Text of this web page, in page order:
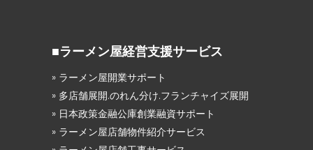
■ラーメン屋経営支援サービス
» ラーメン屋開業サポート
» 多店舗展開.のれん分け.フランチャイズ展開
» 日本政策金融公庫創業融資サポート
» ラーメン屋店舗物件紹介サービス